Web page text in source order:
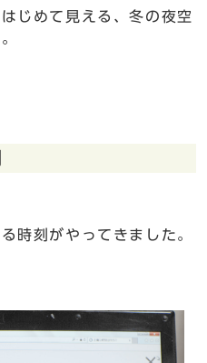
じめて見える、冬の夜空
時刻がやってきました。